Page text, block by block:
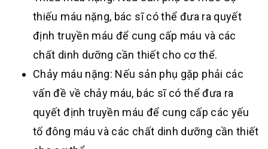
thiếu máu nặng, bác sĩ có thể đưa ra quyết
định truyền máu để cung cấp máu và các
chất dinh dưỡng cần thiết cho cơ thể.
Chảy máu nặng: Nếu sản phụ gặp phải các
vấn đề về chảy máu, bác sĩ có thể đưa ra
quyết định truyền máu để cung cấp các yếu
tố đông máu và các chất dinh dưỡng cần thiết